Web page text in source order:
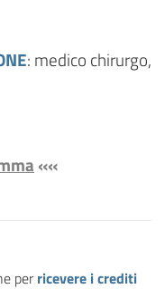
: medico chirurgo,
««
perricevere i crediti